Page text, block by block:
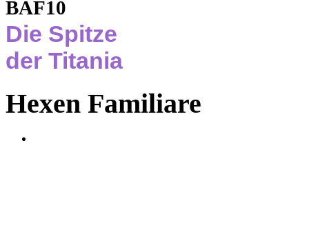
BAF10
Die Spitze
der Titania
Hexen Familiare